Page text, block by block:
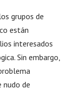
grupos de
están
interesados
Sin embargo,
nudo de